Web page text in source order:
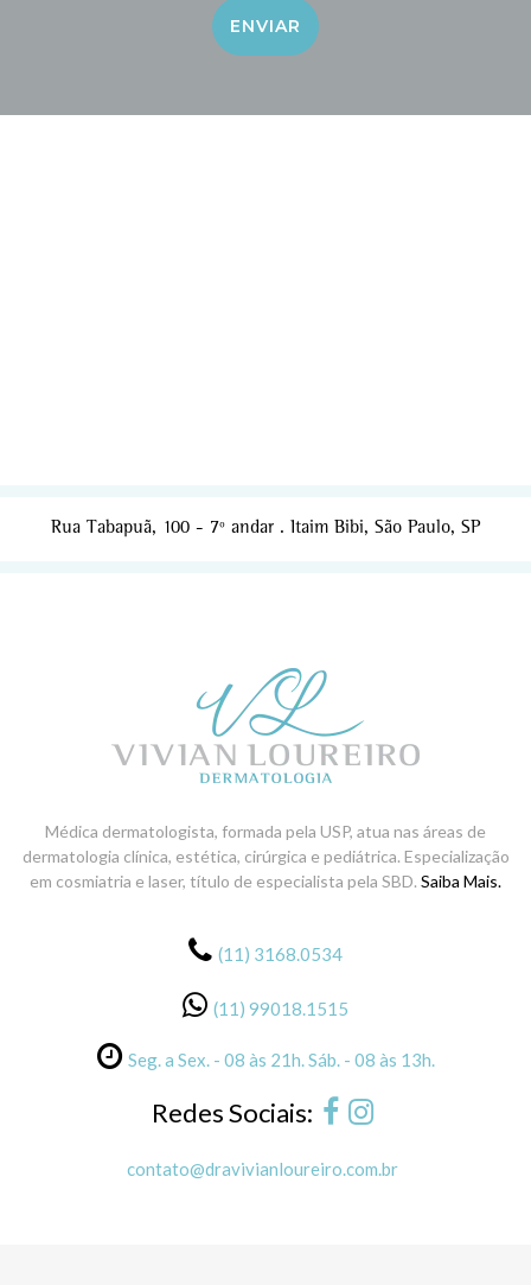
ENVIAR
Rua Tabapuã, 100 - 7º andar . Itaim Bibi, São Paulo, SP
Médica dermatologista, formada pela USP, atua nas áreas de
dermatologia clínica, estética, cirúrgica e pediátrica. Especialização
em cosmiatria e laser, título de especialista pela SBD. Saiba Mais.
(11) 3168.0534
(11) 99018.1515
Seg. a Sex. - 08 às 21h. Sáb. - 08 às 13h.
Redes Sociais:
contato@dravivianloureiro.com.br